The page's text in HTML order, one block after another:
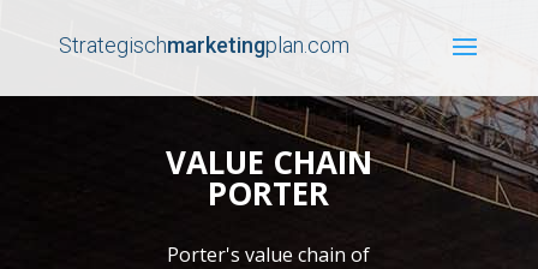
Strategischmarketingplan.com
VALUE CHAIN
PORTER
Porter's value chain of